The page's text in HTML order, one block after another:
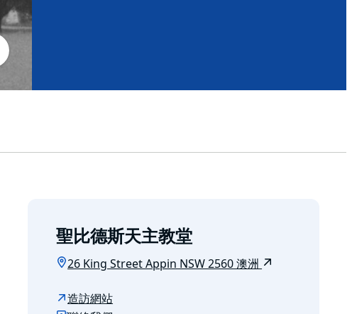
聖比德斯天主教堂
26 King Street Appin NSW 2560 澳洲
造訪網站